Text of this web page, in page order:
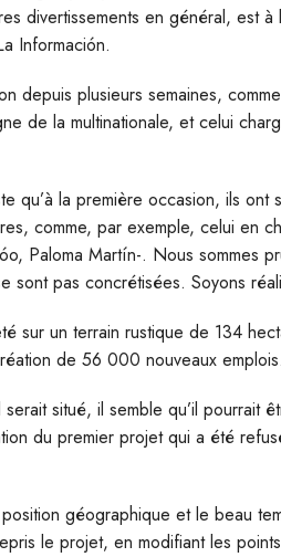
divertissements en général, est
Información.
depuis plusieurs semaines,
de la multinationale, et celui
qu’à la première occasion, ils
comme, par exemple, celui en
Paloma Martín-. Nous sommes
sont pas concrétisées. Soyons
sur un terrain rustique de 134
de 56 000 nouveaux emplois.
situé, il semble qu’il pourrait
du premier projet qui a été
géographique et le beau
le projet, en modifiant les